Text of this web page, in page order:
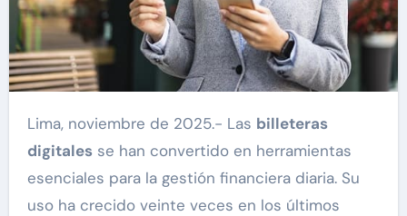
Lima, noviembre de 2025.- Las billeteras
digitalesse han convertido en herramientas
esenciales para la gestión financiera diaria. Su
uso ha crecido veinte veces en los últimos